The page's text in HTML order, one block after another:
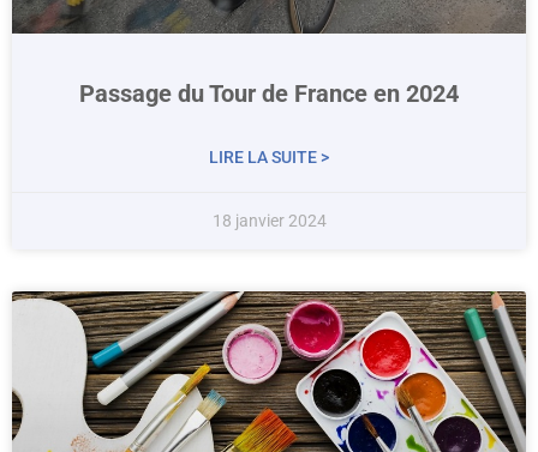
Passage du Tour de France en 2024
LIRE LA SUITE >
18 janvier 2024